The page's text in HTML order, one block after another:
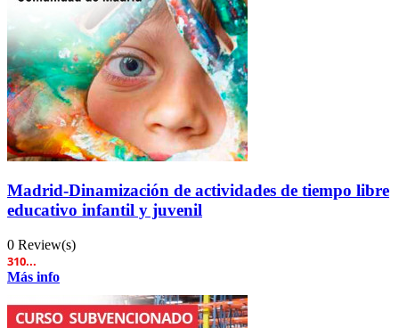
Madrid-Dinamización de actividades de tiempo libre
educativo infantil y juvenil
0 Review(s)
310...
Más info